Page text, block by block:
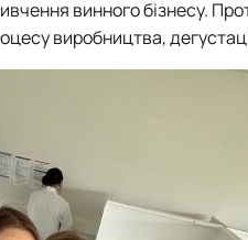
винного бізнесу.
виробництва,